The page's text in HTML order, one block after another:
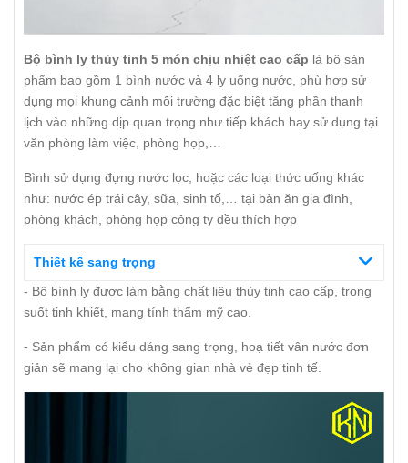
Bộ bình ly thủy tinh 5 món chịu nhiệt cao cấp là bộ sản
phẩm bao gồm 1 bình nước và 4 ly uống nước, phù hợp sử
dụng mọi khung cảnh môi trường đặc biệt tăng phần thanh
lịch vào những dịp quan trọng như tiếp khách hay sử dụng tại
văn phòng làm việc, phòng họp,…
Bình sử dụng đựng nước lọc, hoặc các loại thức uống khác
như: nước ép trái cây, sữa, sinh tố,… tại bàn ăn gia đình,
phòng khách, phòng họp công ty đều thích hợp
Thiết kế sang trọng
- Bộ bình ly được làm bằng chất liệu thủy tinh cao cấp, trong
suốt tinh khiết, mang tính thẩm mỹ cao.
- Sản phẩm có kiểu dáng sang trọng, hoạ tiết vân nước đơn
giản sẽ mang lại cho không gian nhà vẻ đẹp tinh tế.